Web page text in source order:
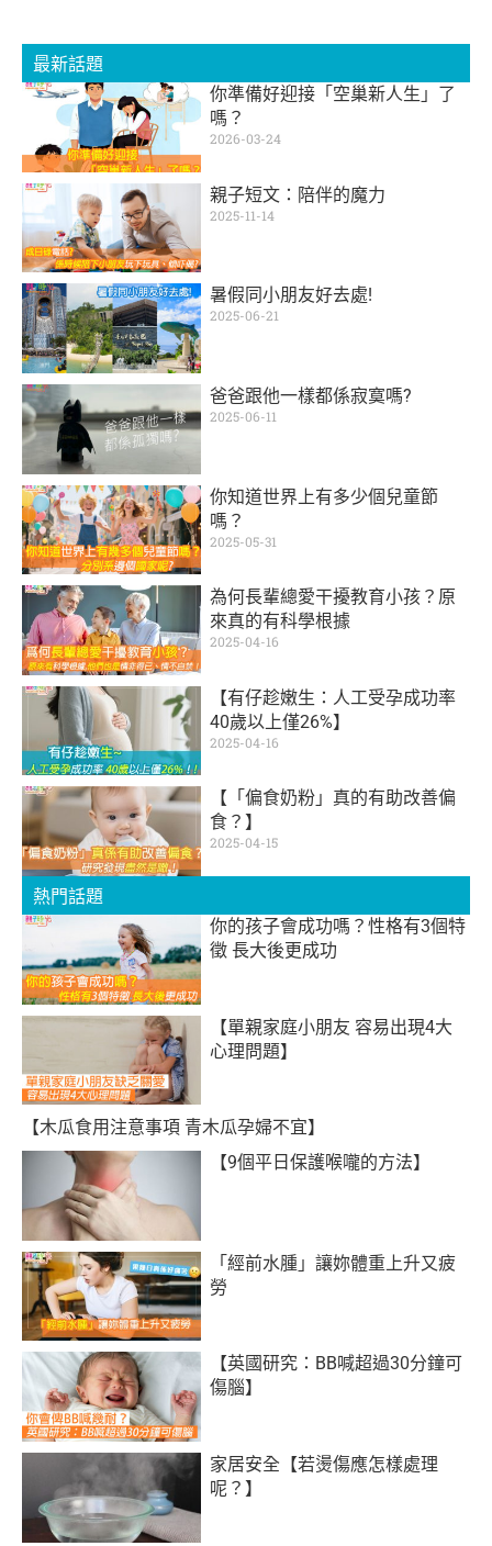
最新話題
你準備好迎接「空巢新人生」了
嗎？
2026-03-24
親子短文：陪伴的魔力
2025-11-14
暑假同小朋友好去處!
2025-06-21
爸爸跟他一樣都係寂寞嗎?
2025-06-11
你知道世界上有多少個兒童節
嗎？
2025-05-31
為何長輩總愛干擾教育小孩？原
來真的有科學根據
2025-04-16
【有仔趁嫩生：人工受孕成功率
40歲以上僅26%】
2025-04-16
【「偏食奶粉」真的有助改善偏
食？】
2025-04-15
熱門話題
你的孩子會成功嗎？性格有3個特
徵 長大後更成功
【單親家庭小朋友 容易出現4大
心理問題】
【木瓜食用注意事項 青木瓜孕婦不宜】
【9個平日保護喉嚨的方法】
「經前水腫」讓妳體重上升又疲
勞
【英國研究：BB喊超過30分鐘可
傷腦】
家居安全【若燙傷應怎樣處理
呢？】